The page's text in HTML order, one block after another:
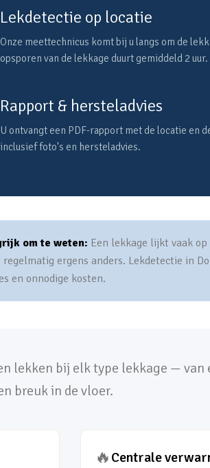
Lekdetectie op locatie
Onze meettechnicus komt bij u langs om de
opsporen van de lekkage duurt gemiddeld 2 uur.
Rapport & hersteladvies
U ontvangt een PDF-rapport met de locatie en
inclusief foto's en hersteladvies.
om te weten: Een lekkage lijkt vaak
ergens anders. Lekdetectie in
en onnodige kosten.
lekken bij elk type lekkage —
breuk in de vloer.
🔥 Centrale